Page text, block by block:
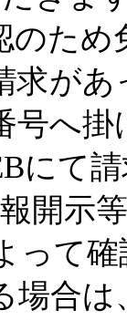
のた
求が
号へ
にて
開示
って
場合